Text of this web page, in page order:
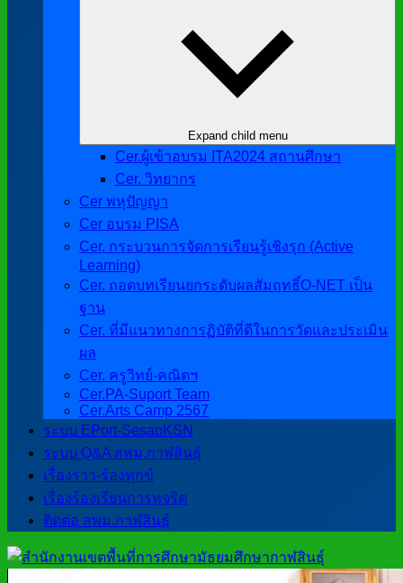
Expand child menu
Cer.ผู้เข้าอบรม ITA2024 สถานศึกษา
Cer. วิทยากร
Cer พหุปัญญา
Cer อบรม PISA
Cer. กระบวนการจัดการเรียนรู้เชิงรุก (Active
Learning)
Cer. ถอดบทเรียนยกระดับผลสัมฤทธิ์O-NET เป็น
ฐาน
Cer. ที่มีแนวทางการฏิบัติที่ดีในการวัดและประเมิน
ผล
Cer. ครูวิทย์-คณิตฯ
Cer.PA-Suport Team
Cer.Arts Camp 2567
ระบบ EPort-SesaoKSN
ระบบ Q&A สพม.กาฬสินธุ์
เรื่องราว-ร้องทุกข์
เรื่องร้องเรียนการทุจริต
ติดต่อ สพม.กาฬสินธุ์